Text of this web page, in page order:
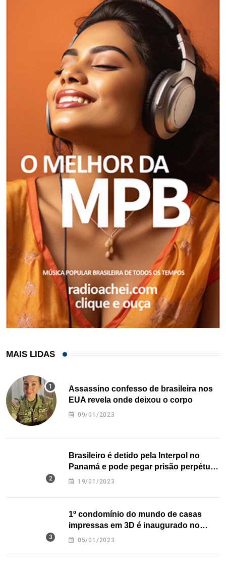
MAIS LIDAS
Assassino confesso de brasileira nos
EUA revela onde deixou o corpo
09/01/2023
Brasileiro é detido pela Interpol no
Panamá e pode pegar prisão perpétua
nos EUA
19/01/2023
1º condomínio do mundo de casas
impressas em 3D é inaugurado no
Texas
05/01/2023